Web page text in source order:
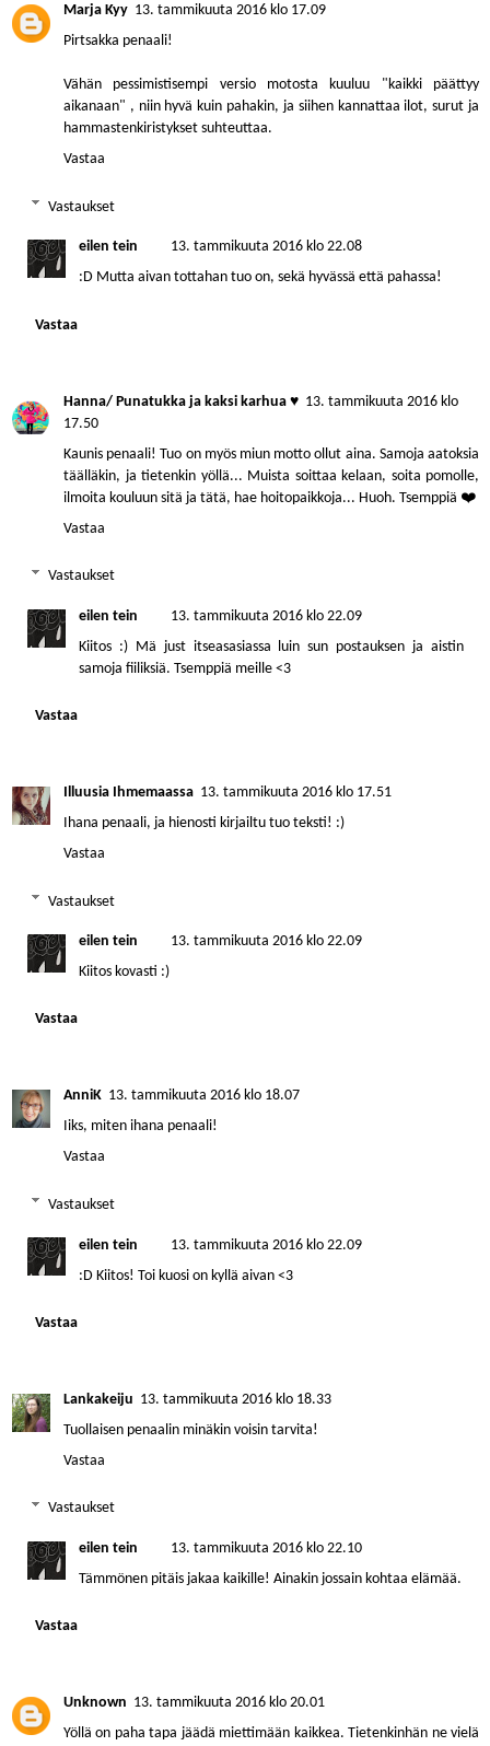
Marja Kyy 13. tammikuuta 2016 klo 17.09
Pirtsakka penaali!
Vähän pessimistisempi versio motosta kuuluu "kaikki päättyy
aikanaan" , niin hyvä kuin pahakin, ja siihen kannattaa ilot, surut ja
hammastenkiristykset suhteuttaa.
Vastaa
Vastaukset
eilen tein
13. tammikuuta 2016 klo 22.08
:D Mutta aivan tottahan tuo on, sekä hyvässä että pahassa!
Vastaa
Hanna/ Punatukka ja kaksi karhua ♥ 13. tammikuuta 2016 klo
17.50
Kaunis penaali! Tuo on myös miun motto ollut aina. Samoja aatoksia
täälläkin, ja tietenkin yöllä... Muista soittaa kelaan, soita pomolle,
ilmoita kouluun sitä ja tätä, hae hoitopaikkoja... Huoh. Tsemppiä ❤️
Vastaa
Vastaukset
eilen tein
13. tammikuuta 2016 klo 22.09
Kiitos :) Mä just itseasasiassa luin sun postauksen ja aistin
samoja fiiliksiä. Tsemppiä meille <3
Vastaa
Illuusia Ihmemaassa 13. tammikuuta 2016 klo 17.51
Ihana penaali, ja hienosti kirjailtu tuo teksti! :)
Vastaa
Vastaukset
eilen tein
13. tammikuuta 2016 klo 22.09
Kiitos kovasti :)
Vastaa
AnniK 13. tammikuuta 2016 klo 18.07
Iiks, miten ihana penaali!
Vastaa
Vastaukset
eilen tein
13. tammikuuta 2016 klo 22.09
:D Kiitos! Toi kuosi on kyllä aivan <3
Vastaa
Lankakeiju 13. tammikuuta 2016 klo 18.33
Tuollaisen penaalin minäkin voisin tarvita!
Vastaa
Vastaukset
eilen tein
13. tammikuuta 2016 klo 22.10
Tämmönen pitäis jakaa kaikille! Ainakin jossain kohtaa elämää.
Vastaa
Unknown 13. tammikuuta 2016 klo 20.01
Yöllä on paha tapa jäädä miettimään kaikkea. Tietenkinhän ne vielä